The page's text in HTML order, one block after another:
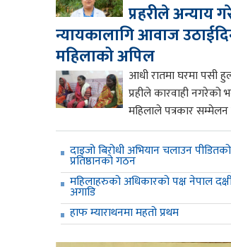
प्रहरीले अन्याय
न्यायकालागि आवाज
महिलाको अपिल
आधी रातमा घरमा पसी
प्रहीले कारवाही नगरेको
महिलाले पत्रकार
दाइजो बिरोधी अभियान चलाउन
प्रतिष्ठानको गठन
महिलाहरुको अधिकारको पक्ष नेपाल
अगाडि
हाफ म्याराथनमा महतो प्रथम